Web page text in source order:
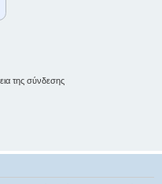
της σύνδεσης